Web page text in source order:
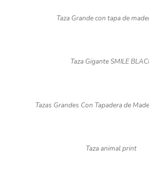
Taza Grande con tapa de
Taza Gigante SMILE
Tazas Grandes Con Tapadera de
Taza animal print